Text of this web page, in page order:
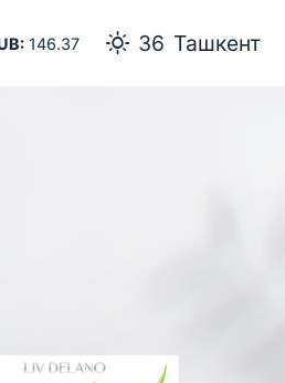
146.37 33 Самарканд